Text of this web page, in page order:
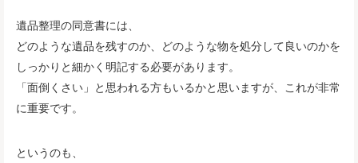
遺品整理の同意書には、
どのような遺品を残すのか、どのような物を処分して良いのかを
しっかりと細かく明記する必要があります。
「面倒くさい」と思われる方もいるかと思いますが、これが非常
に重要です。
というのも、